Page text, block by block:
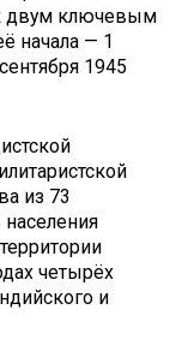
двум ключевым
начала — 1
1945
из 73
четырёх
и